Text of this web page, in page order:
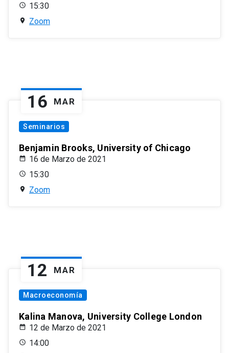
15:30
Zoom
16 MAR
Seminarios
Benjamin Brooks, University of Chicago
16 de Marzo de 2021
15:30
Zoom
12 MAR
Macroeconomía
Kalina Manova, University College London
12 de Marzo de 2021
14:00